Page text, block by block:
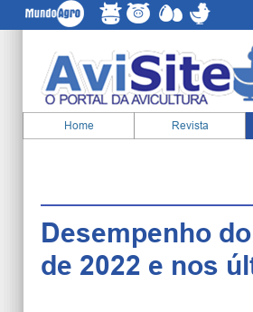
Home Revista
Desempenho
de 2022 e nos